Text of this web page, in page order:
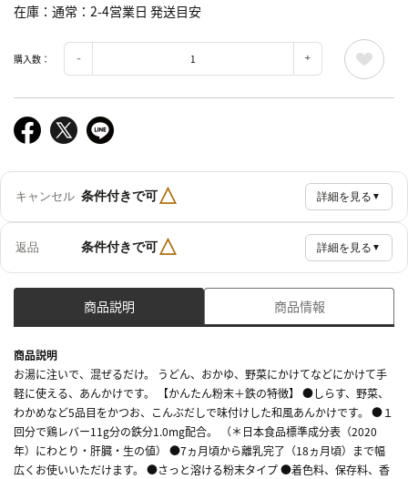
在庫 通常：2-4営業日 発送目安
購入数：
キャンセル 条件付きで可△ 詳細を見る ▼
返品 条件付きで可△ 詳細を見る ▼
商品説明 商品情報
商品説明
お湯に注いで、混ぜるだけ。 うどん、おかゆ、野菜にかけてなどにかけて手
軽に使える、あんかけです。 【かんたん粉末＋鉄の特徴】 ●しらす、野菜、
わかめなど5品目をかつお、こんぶだしで味付けした和風あんかけです。 ●１
回分で鶏レバー11g分の鉄分1.0mg配合。 （＊日本食品標準成分表（2020
年）にわとり・肝臓・生の値） ●7ヵ月頃から離乳完了（18ヵ月頃）まで幅
広くお使いいただけます。 ●さっと溶ける粉末タイプ ●着色料、保存料、香